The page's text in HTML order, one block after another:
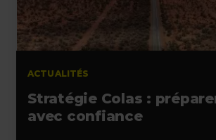
ACTUALITÉS
Stratégie Colas :
avec confiance